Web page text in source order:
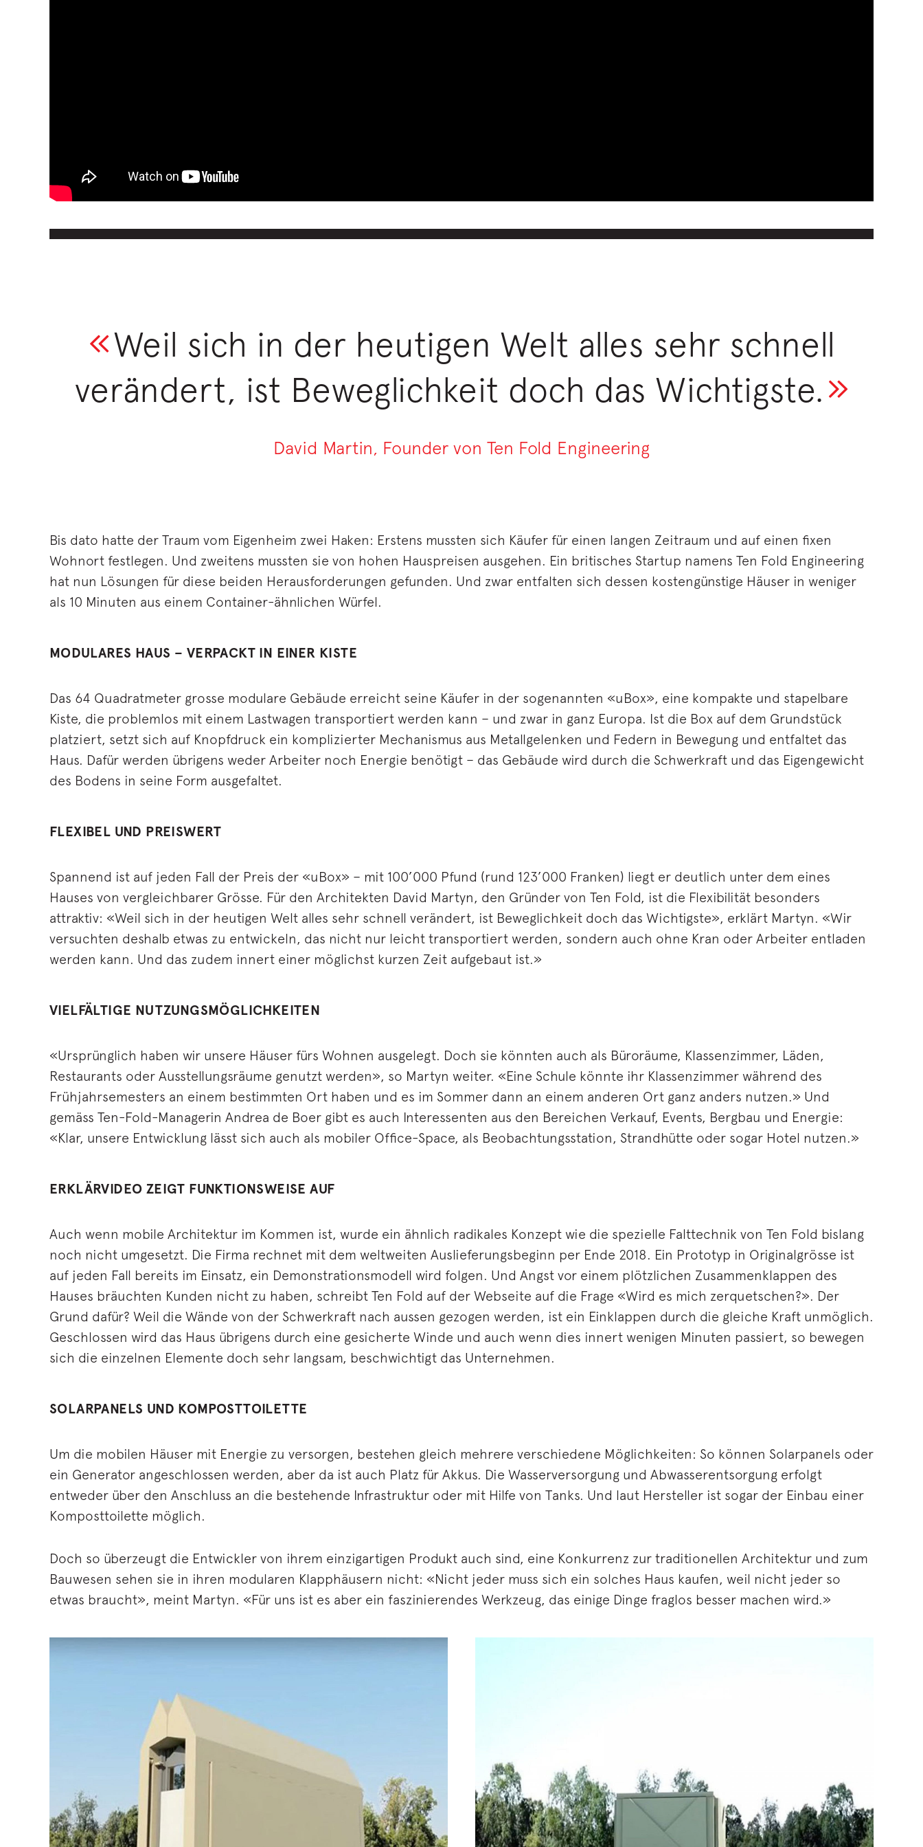
Weil sich in der heutigen Welt alles sehr schnell
verändert, ist Beweglichkeit doch das Wichtigste.
David Martin, Founder von Ten Fold Engineering
Bis dato hatte der Traum vom Eigenheim zwei Haken: Erstens mussten sich Käufer für einen langen Zeitraum und auf einen fixen
Wohnort festlegen. Und zweitens mussten sie von hohen Hauspreisen ausgehen. Ein britisches Startup namens Ten Fold Engineering
hat nun Lösungen für diese beiden Herausforderungen gefunden. Und zwar entfalten sich dessen kostengünstige Häuser in weniger
als 10 Minuten aus einem Container-ähnlichen Würfel.
MODULARES HAUS – VERPACKT IN EINER KISTE
Das 64 Quadratmeter grosse modulare Gebäude erreicht seine Käufer in der sogenannten «uBox», eine kompakte und stapelbare
Kiste, die problemlos mit einem Lastwagen transportiert werden kann – und zwar in ganz Europa. Ist die Box auf dem Grundstück
platziert, setzt sich auf Knopfdruck ein komplizierter Mechanismus aus Metallgelenken und Federn in Bewegung und entfaltet das
Haus. Dafür werden übrigens weder Arbeiter noch Energie benötigt – das Gebäude wird durch die Schwerkraft und das Eigengewicht
des Bodens in seine Form ausgefaltet.
FLEXIBEL UND PREISWERT
Spannend ist auf jeden Fall der Preis der «uBox» – mit 100’000 Pfund (rund 123’000 Franken) liegt er deutlich unter dem eines
Hauses von vergleichbarer Grösse. Für den Architekten David Martyn, den Gründer von Ten Fold, ist die Flexibilität besonders
attraktiv: «Weil sich in der heutigen Welt alles sehr schnell verändert, ist Beweglichkeit doch das Wichtigste», erklärt Martyn. «Wir
versuchten deshalb etwas zu entwickeln, das nicht nur leicht transportiert werden, sondern auch ohne Kran oder Arbeiter entladen
werden kann. Und das zudem innert einer möglichst kurzen Zeit aufgebaut ist.»
VIELFÄLTIGE NUTZUNGSMÖGLICHKEITEN
«Ursprünglich haben wir unsere Häuser fürs Wohnen ausgelegt. Doch sie könnten auch als Büroräume, Klassenzimmer, Läden,
Restaurants oder Ausstellungsräume genutzt werden», so Martyn weiter. «Eine Schule könnte ihr Klassenzimmer während des
Frühjahrsemesters an einem bestimmten Ort haben und es im Sommer dann an einem anderen Ort ganz anders nutzen.» Und
gemäss Ten-Fold-Managerin Andrea de Boer gibt es auch Interessenten aus den Bereichen Verkauf, Events, Bergbau und Energie:
«Klar, unsere Entwicklung lässt sich auch als mobiler Office-Space, als Beobachtungsstation, Strandhütte oder sogar Hotel nutzen.»
ERKLÄRVIDEO ZEIGT FUNKTIONSWEISE AUF
Auch wenn mobile Architektur im Kommen ist, wurde ein ähnlich radikales Konzept wie die spezielle Falttechnik von Ten Fold bislang
noch nicht umgesetzt. Die Firma rechnet mit dem weltweiten Auslieferungsbeginn per Ende 2018. Ein Prototyp in Originalgrösse ist
auf jeden Fall bereits im Einsatz, ein Demonstrationsmodell wird folgen. Und Angst vor einem plötzlichen Zusammenklappen des
Hauses bräuchten Kunden nicht zu haben, schreibt Ten Fold auf der Webseite auf die Frage «Wird es mich zerquetschen?». Der
Grund dafür? Weil die Wände von der Schwerkraft nach aussen gezogen werden, ist ein Einklappen durch die gleiche Kraft unmöglich.
Geschlossen wird das Haus übrigens durch eine gesicherte Winde und auch wenn dies innert wenigen Minuten passiert, so bewegen
sich die einzelnen Elemente doch sehr langsam, beschwichtigt das Unternehmen.
SOLARPANELS UND KOMPOSTTOILETTE
Um die mobilen Häuser mit Energie zu versorgen, bestehen gleich mehrere verschiedene Möglichkeiten: So können Solarpanels oder
ein Generator angeschlossen werden, aber da ist auch Platz für Akkus. Die Wasserversorgung und Abwasserentsorgung erfolgt
entweder über den Anschluss an die bestehende Infrastruktur oder mit Hilfe von Tanks. Und laut Hersteller ist sogar der Einbau einer
Komposttoilette möglich.
Doch so überzeugt die Entwickler von ihrem einzigartigen Produkt auch sind, eine Konkurrenz zur traditionellen Architektur und zum
Bauwesen sehen sie in ihren modularen Klapphäusern nicht: «Nicht jeder muss sich ein solches Haus kaufen, weil nicht jeder so
etwas braucht», meint Martyn. «Für uns ist es aber ein faszinierendes Werkzeug, das einige Dinge fraglos besser machen wird.»